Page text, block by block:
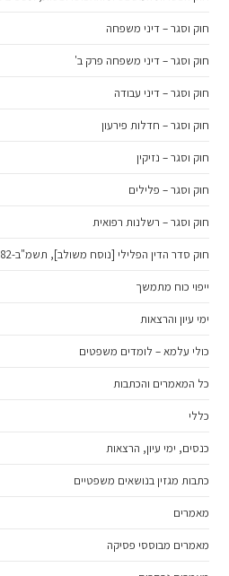
חוק וסגר – דיני משפחה
חוק וסגר – דיני משפחה פרק ב'
חוק וסגר – דיני עבודה
חוק וסגר – חדלות פירעון
חוק וסגר – נזיקין
חוק וסגר – פלילים
חוק וסגר – רשלנות רפואית
חוק סדר הדין הפלילי [נוסח משולב], תשמ"ב-1982
ייפוי כוח מתמשך
ימי עיון והרצאות
כולי עלמא – לומדים משפטים
כל המאמרים והכתבות
כללי
כנסים, ימי עיון, הרצאות
כתבות מגזין בנושאים משפטיים
מאמרים
מאמרים מבוססי פסיקה